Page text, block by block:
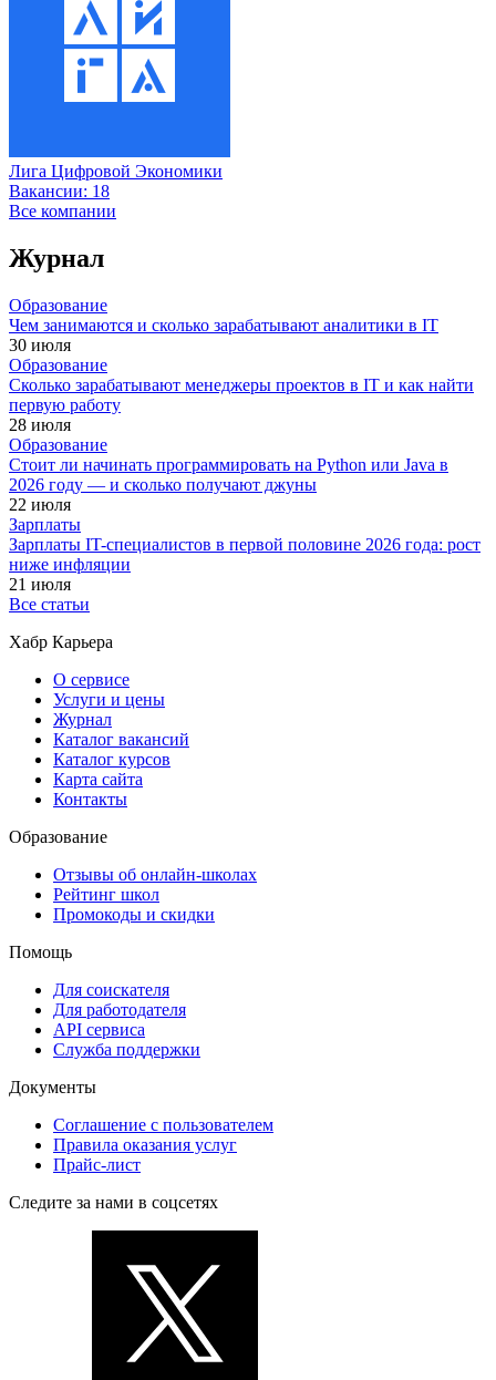
Лига Цифровой Экономики
Вакансии: 18
Все компании
Журнал
Образование
Чем занимаются и сколько зарабатывают аналитики в IT
30 июля
Образование
Сколько зарабатывают менеджеры проектов в IT и как найти
первую работу
28 июля
Образование
Стоит ли начинать программировать на Python или Java в
2026 году — и сколько получают джуны
22 июля
Зарплаты
Зарплаты IT-специалистов в первой половине 2026 года: рост
ниже инфляции
21 июля
Все статьи
Хабр Карьера
О сервисе
Услуги и цены
Журнал
Каталог вакансий
Каталог курсов
Карта сайта
Контакты
Образование
Отзывы об онлайн-школах
Рейтинг школ
Промокоды и скидки
Помощь
Для соискателя
Для работодателя
API сервиса
Служба поддержки
Документы
Соглашение с пользователем
Правила оказания услуг
Прайс-лист
Следите за нами в соцсетях